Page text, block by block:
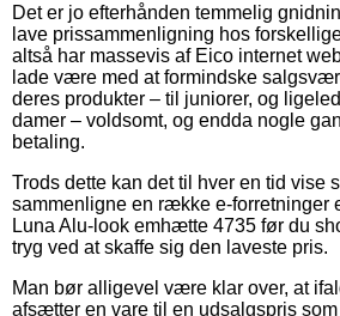
Det er jo efterhånden temmelig
lave prissammenligning hos
altså har massevis af Eico internet
lade være med at formindske
deres produkter – til juniorer, og
damer – voldsomt, og endda nogle
betaling.
Trods dette kan det til hver en tid vise
sammenligne en række e-forretninger
Luna Alu-look emhætte 4735 før du
tryg ved at skaffe sig den laveste pris.
Man bør alligevel være klar over, at
afsætter en vare til en udsalgspris